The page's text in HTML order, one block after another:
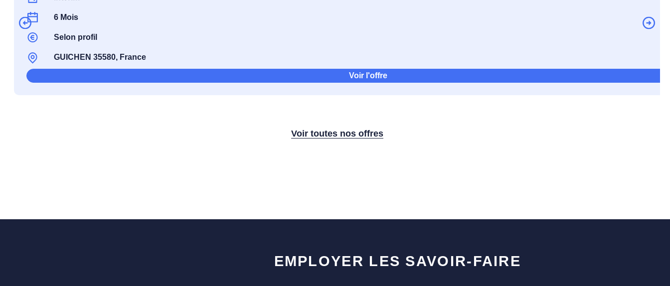
6 Mois
Selon profil
GUICHEN 35580, France
Voir l'offre
Voir toutes nos offres
EMPLOYER LES SAVOIR-FAIRE